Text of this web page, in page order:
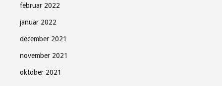
februar 2022
januar 2022
december 2021
november 2021
oktober 2021